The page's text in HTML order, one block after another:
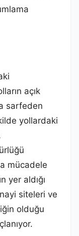
açık
sarfeden
yollardaki
mücadele
yer aldığı
siteleri ve
olduğu